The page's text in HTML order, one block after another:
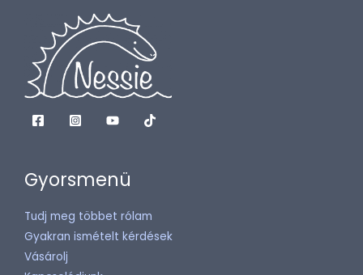
Gyorsmenü
Tudj meg többet rólam
Gyakran ismételt kérdések
Vásárolj